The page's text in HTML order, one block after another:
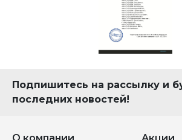
Подпишитесь на рассылку и
последних новостей!